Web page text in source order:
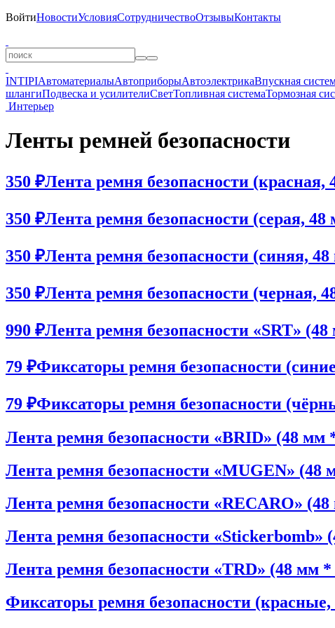
ВойтиНовостиУсловияСотрудничествоОтзывыКонтакты
INTIPIАвтоматериалыАвтоприборыАвтоэлектрикаВпускная
шлангиПодвеска и усилителиСветТопливная системаТормозная
Интерьер
Ленты ремней безопасности
350 ₽Лента ремня безопасности (красная,
350 ₽Лента ремня безопасности (серая,
350 ₽Лента ремня безопасности (синяя,
350 ₽Лента ремня безопасности (черная,
990 ₽Лента ремня безопасности «SRT»
79 ₽Фиксаторы ремня безопасности
79 ₽Фиксаторы ремня безопасности
Лента ремня безопасности «BRID» (48 мм
Лента ремня безопасности «MUGEN» (48
Лента ремня безопасности «RECARO»
Лента ремня безопасности «Stickerbomb»
Лента ремня безопасности «TRD» (48 мм *
Фиксаторы ремня безопасности